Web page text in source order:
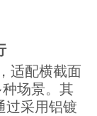
适配横截面
种场景。其
过采用铝镀